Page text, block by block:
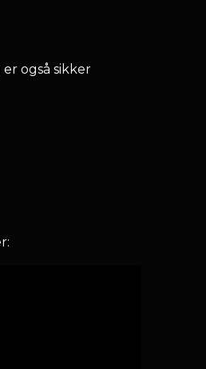
også sikker